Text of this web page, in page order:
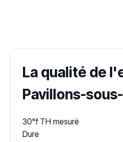
La qualité de
Pavillons-
30°f TH mesuré
Dure